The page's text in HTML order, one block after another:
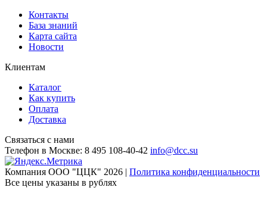
Контакты
База знаний
Карта сайта
Новости
Клиентам
Каталог
Как купить
Оплата
Доставка
Связаться с нами
Телефон в Москве: 8 495 108-40-42 info@dcc.su
Компания ООО "ЦЦК" 2026 | Политика конфиденциальности
Все цены указаны в рублях